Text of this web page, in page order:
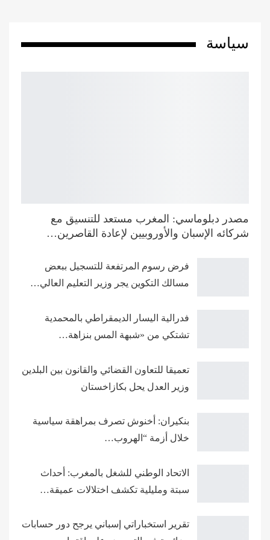
سياسة
مصدر دبلوماسي: المغرب مستعد للتنسيق مع
شركائه الإسبان والأوروبيين لإعادة القاصرين…
فرض رسوم المرتفعة للتسجيل ببعض
مسالك التكوين يجر وزير التعليم العالي…
فدرالية اليسار الديمقراطي بالمحمدية
تشتكي من «شبهة المس بنزاهة…
تعميقا للتعاون القضائي والقانون بين البلدين
وزير العدل يحل بكازاخستان
بنكيران: أخنوش تصرف بمراهقة سياسية
خلال أزمة “الهروب…
الاتحاد الوطني للشغل بالمغرب: أحداث
سبتة ومليلية تكشف اختلالات عميقة…
تقرير استخباراتي إسباني يرجح دور حسابات